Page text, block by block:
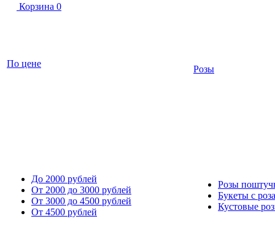
Корзина 0
По цене
До 2000 рублей
От 2000 до 3000 рублей
От 3000 до 4500 рублей
От 4500 рублей
Розы
Розы
Букеты с
Кустовые